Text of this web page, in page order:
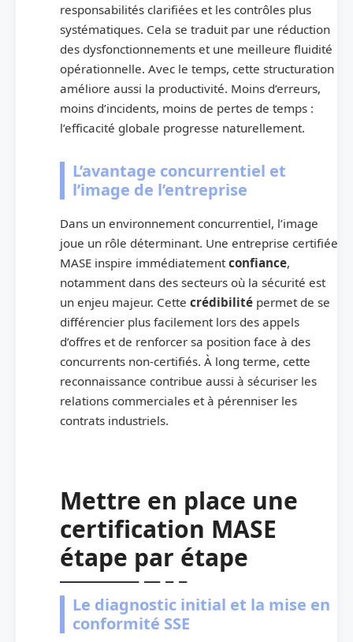
responsabilités clarifiées et les contrôles plus
systématiques. Cela se traduit par une réduction
des dysfonctionnements et une meilleure fluidité
opérationnelle. Avec le temps, cette structuration
améliore aussi la productivité. Moins d’erreurs,
moins d’incidents, moins de pertes de temps :
l’efficacité globale progresse naturellement.
L’avantage concurrentiel et
l’image de l’entreprise
Dans un environnement concurrentiel, l’image
joue un rôle déterminant. Une entreprise certifiée
MASE inspire immédiatement confiance,
notamment dans des secteurs où la sécurité est
un enjeu majeur. Cette crédibilité permet de se
différencier plus facilement lors des appels
d’offres et de renforcer sa position face à des
concurrents non-certifiés. À long terme, cette
reconnaissance contribue aussi à sécuriser les
relations commerciales et à pérenniser les
contrats industriels.
Mettre en place une
certification MASE
étape par étape
Le diagnostic initial et la mise en
conformité SSE